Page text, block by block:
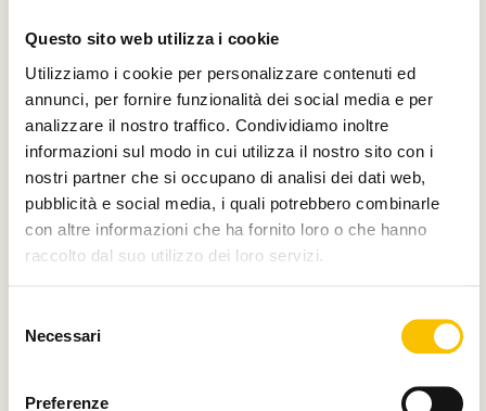
Questo sito web utilizza i cookie
Utilizziamo i cookie per personalizzare contenuti ed
annunci, per fornire funzionalità dei social media e per
analizzare il nostro traffico. Condividiamo inoltre
informazioni sul modo in cui utilizza il nostro sito con i
nostri partner che si occupano di analisi dei dati web,
pubblicità e social media, i quali potrebbero combinarle
con altre informazioni che ha fornito loro o che hanno
raccolto dal suo utilizzo dei loro servizi.
delNecessari
Preferenze
Con il contributo di
Charity partner
Paese ospite d'onore